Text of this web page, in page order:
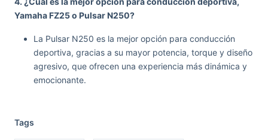
Yamaha FZ25 o Pulsar N250?
La Pulsar N250 es la mejor opción para conducción
deportiva, gracias a su mayor potencia, torque y diseño
agresivo, que ofrecen una experiencia más dinámica y
emocionante.
Tags